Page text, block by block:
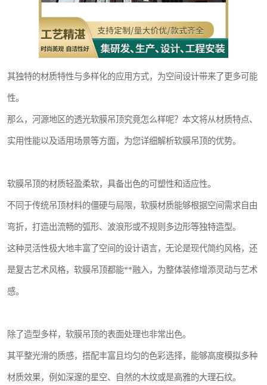
其独特的材质特性与多样化的应用方式，为空间设计带来了更多可能
性。
那么，河源地区的透光软膜吊顶究竟怎么样呢？本文将从材质特点、
实用性能以及适用场景等方面，为您详细解析软膜吊顶的优势。
软膜吊顶的材质轻盈柔软，具备出色的可塑性和适应性。
不同于传统吊顶材料的僵硬与局限，软膜材质能够根据空间需求自由
弯折，打造出流畅的弧形、波浪形或不规则多边形等独特造型。
这种灵活性极大地丰富了空间的设计语言，无论是现代简约风格，还
是复古艺术风格，软膜吊顶都能**融入，为整体装修增添灵动与艺术
感。
除了造型多样，软膜吊顶的表面处理也非常出色。
其平整光滑的质感，搭配丰富且均匀的色彩选择，能够高度模拟多种
材质效果，例如深邃的星空、自然的木纹或是高雅的大理石纹。